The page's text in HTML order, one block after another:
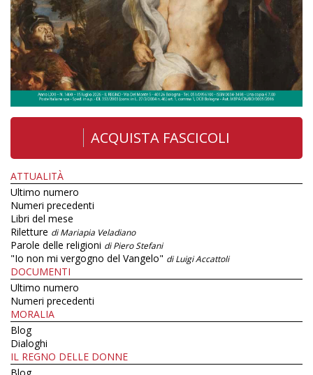
ACQUISTA FASCICOLI
ATTUALITÀ
Ultimo numero
Numeri precedenti
Libri del mese
Riletture di Mariapia Veladiano
Parole delle religioni di Piero Stefani
"Io non mi vergogno del Vangelo" di Luigi Accattoli
DOCUMENTI
Ultimo numero
Numeri precedenti
MORALIA
Blog
Dialoghi
IL REGNO DELLE DONNE